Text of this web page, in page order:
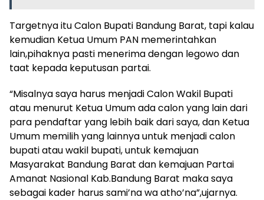
Targetnya itu Calon Bupati Bandung Barat, tapi kalau
kemudian Ketua Umum PAN memerintahkan
lain,pihaknya pasti menerima dengan legowo dan
taat kepada keputusan partai.
“Misalnya saya harus menjadi Calon Wakil Bupati
atau menurut Ketua Umum ada calon yang lain dari
para pendaftar yang lebih baik dari saya, dan Ketua
Umum memilih yang lainnya untuk menjadi calon
bupati atau wakil bupati, untuk kemajuan
Masyarakat Bandung Barat dan kemajuan Partai
Amanat Nasional Kab.Bandung Barat maka saya
sebagai kader harus sami’na wa atho’na”,ujarnya.